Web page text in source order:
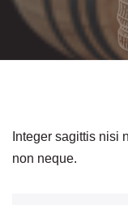
Integer sagittis nisi
non neque.